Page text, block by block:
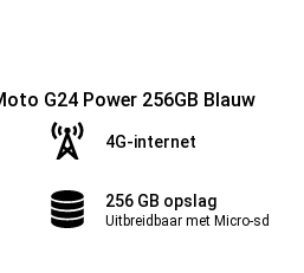
G24 Power 256GB Blauw
4G-internet
256 GB opslag
Uitbreidbaar met Micro-sd